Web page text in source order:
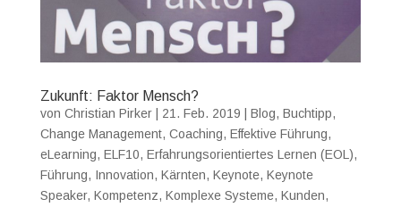
Zukunft: Faktor Mensch?
von Christian Pirker| 21. Feb. 2019 Blog, Buchtipp,
Change Management, Coaching, Effektive Führung,
eLearning, ELF10, Erfahrungsorientiertes Lernen (EOL),
Führung, Innovation, Kärnten, Keynote, Keynote
Speaker, Kompetenz, Komplexe Systeme, Kunden,